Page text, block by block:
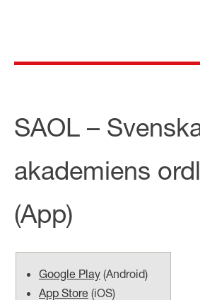
för dig som är anställd inom Region
SAOL –
akademiens
(App)
Google Play (Android)
App Store (iOS)